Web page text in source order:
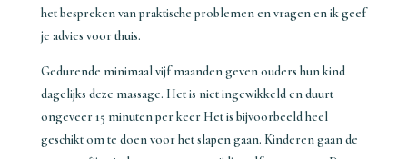
het bespreken van praktische problemen en vragen en ik geef
je advies voor thuis.
Gedurende minimaal vijf maanden geven ouders hun kind
dagelijks deze massage. Het is niet ingewikkeld en duurt
ongeveer 15 minuten per keer Het is bijvoorbeeld heel
geschikt om te doen voor het slapen gaan. Kinderen gaan de